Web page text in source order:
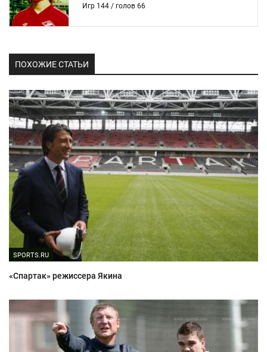
Игр 144 / голов 66
ПОХОЖИЕ СТАТЬИ
SPORTS.RU
«Спартак» режиссера Якина